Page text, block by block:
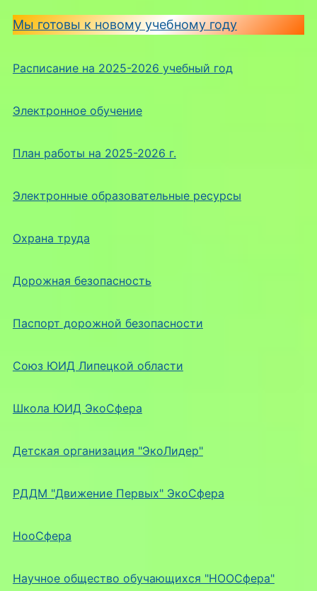
Мы готовы к новому учебному году
Расписание на 2025-2026 учебный год
Электронное обучение
План работы на 2025-2026 г.
Электронные образовательные ресурсы
Охрана труда
Дорожная безопасность
Паспорт дорожной безопасности
Союз ЮИД Липецкой области
Школа ЮИД ЭкоСфера
Детская организация "ЭкоЛидер"
РДДМ "Движение Первых" ЭкоСфера
НооСфера
Научное общество обучающихся "НООСфера"